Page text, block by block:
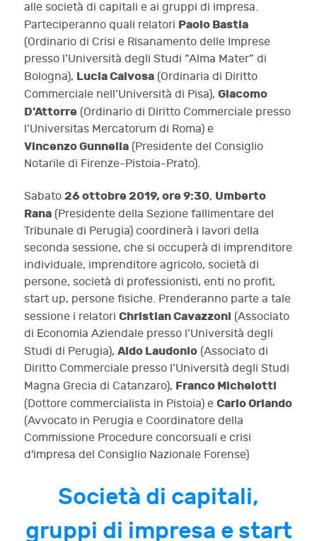
alle società di capitali e ai gruppi di impresa.
Parteciperanno quali relatori Paolo Bastia
(Ordinario di Crisi e Risanamento delle Imprese
presso l’Università degli Studi “Alma Mater” di
Bologna), Lucia Calvosa (Ordinaria di Diritto
Commerciale nell’Università di Pisa), Giacomo
D’Attorre (Ordinario di Diritto Commerciale presso
l’Universitas Mercatorum di Roma) e
Vincenzo Gunnella (Presidente del Consiglio
Notarile di Firenze-Pistoia-Prato).
Sabato 26 ottobre 2019, ore 9:30, Umberto
Rana (Presidente della Sezione fallimentare del
Tribunale di Perugia) coordinerà i lavori della
seconda sessione, che si occuperà di imprenditore
individuale, imprenditore agricolo, società di
persone, società di professionisti, enti no profit,
start up, persone fisiche. Prenderanno parte a tale
sessione i relatori Christian Cavazzoni (Associato
di Economia Aziendale presso l’Università degli
Studi di Perugia), Aldo Laudonio (Associato di
Diritto Commerciale presso l’Università degli Studi
Magna Grecia di Catanzaro), Franco Michelotti
(Dottore commercialista in Pistoia) e Carlo Orlando
(Avvocato in Perugia e Coordinatore della
Commissione Procedure concorsuali e crisi
d'impresa del Consiglio Nazionale Forense)
Società di capitali,
gruppi di impresa e start